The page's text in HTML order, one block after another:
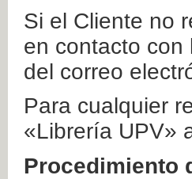
Si el Cliente no
en contacto
del correo
Para cualquier
«Librería UPV»
Procedimiento